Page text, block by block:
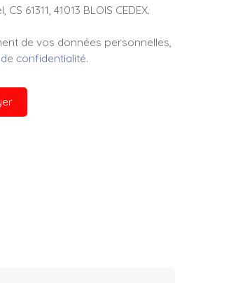
61311, 41013 BLOIS CEDEX.
de vos données personnelles,
confidentialité.